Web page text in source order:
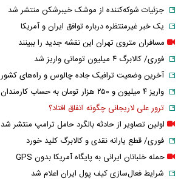
جزئیات شوکه‌کننده از موشک خیبرشکن منتشر شد
یک خبر غیرمنتظره درباره توافق ایران و آمریکا
مسافران متروی تهران این نقشه جدید را ببینند
فوری/ کالابرگ ۴ میلیون تومانی واریز شد
آخرین وضعیت ترافیک جاده چالوس و راه‌های کشور
واریز ۴ میلیون و ۲۵۰ هزار تومان به حساب کارمندان
ترور علی لاریجانی چگونه اتفاق افتاد؟
اولین تصاویر از حادثه بالگرد حامل ترامپ منتشر شد
فوری/ قطع یارانه نقدی و کالابرگ کلید خورد
حمله خلبانان ایرانی به پایگاه آمریکا بدون GPS
شرایط فعال‌سازی کیف پول ایران اعلام شد